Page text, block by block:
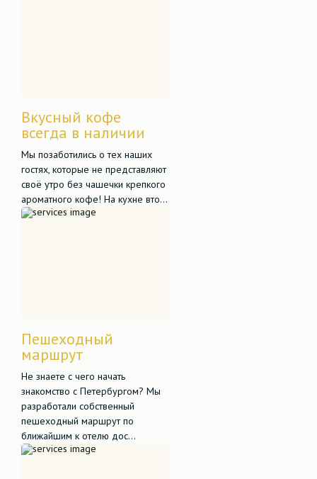
Вкусный кофе
всегда в наличии
Мы позаботились о тех наших
гостях, которые не представляют
своё утро без чашечки крепкого
ароматного кофе! На кухне вто...
Пешеходный
маршрут
Не знаете с чего начать
знакомство с Петербургом? Мы
разработали собственный
пешеходный маршрут по
ближайшим к отелю дос...